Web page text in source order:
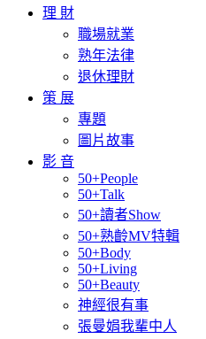
理 財
職場就業
熟年法律
退休理財
策 展
專題
圖片故事
影 音
50+People
50+Talk
50+讀者Show
50+熟齡MV特輯
50+Body
50+Living
50+Beauty
神經很有事
張曼娟我輩中人